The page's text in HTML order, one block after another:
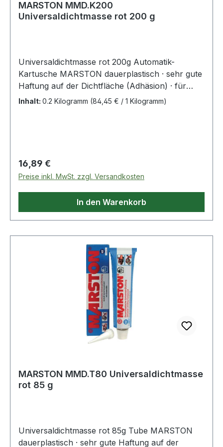
MARSTON MMD.K200
Universaldichtmasse rot 200 g
Universaldichtmasse rot 200g Automatik-
Kartusche MARSTON dauerplastisch · sehr gute
Haftung auf der Dichtfläche (Adhäsion) · für
Materialkombinationen: Metall-Metall, Metall-
Schmierstoffe, Treibstoffe, Additive, Luft, Gase,
Wasser sowie Wasser-Frostschutzmittel-
Gemische · universell für viele verschiedene
Abdichtungen einsetzbar · leichte Demonatge ·
· Farbe: rot · Viskosität: pastös
Inhalt: 0.2 Kilogramm (84,45 € / 1 Kilogramm)
Regulärer Preis:
16,89 €
Preise inkl. MwSt. zzgl. Versandkosten
In den Warenkorb
MARSTON MMD.T80 Universaldichtmasse
rot 85 g
Universaldichtmasse rot 85g Tube MARSTON
dauerplastisch · sehr gute Haftung auf der